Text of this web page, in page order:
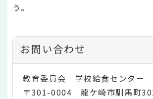
う。
お問い合わせ
教育委員会 学校給食センター
〒301-0004 龍ケ崎市馴馬町